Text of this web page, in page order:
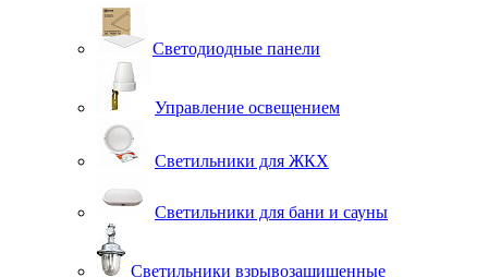
Светодиодные панели
Управление освещением
Светильники для ЖКХ
Светильники для бани и сауны
Светильники взрывозащищенные